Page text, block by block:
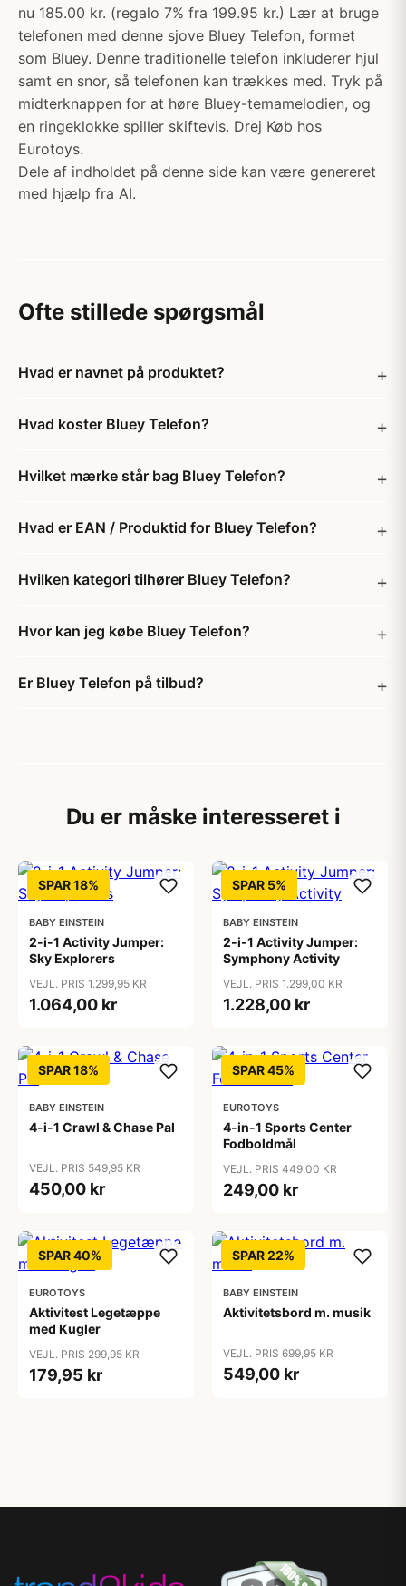
nu 185.00 kr. (regalo 7% fra 199.95 kr.) Lær at bruge
telefonen med denne sjove Bluey Telefon, formet
som Bluey. Denne traditionelle telefon inkluderer hjul
samt en snor, så telefonen kan trækkes med. Tryk på
midterknappen for at høre Bluey-temamelodien, og
en ringeklokke spiller skiftevis. Drej Køb hos
Eurotoys.
Dele af indholdet på denne side kan være genereret
med hjælp fra AI.
Ofte stillede spørgsmål
Hvad er navnet på produktet?
Hvad koster Bluey Telefon?
Hvilket mærke står bag Bluey Telefon?
Hvad er EAN / Produktid for Bluey Telefon?
Hvilken kategori tilhører Bluey Telefon?
Hvor kan jeg købe Bluey Telefon?
Er Bluey Telefon på tilbud?
Du er måske interesseret i
SPAR 18%
BABY EINSTEIN
2-i-1 Activity Jumper:
Sky Explorers
VEJL. PRIS 1.299,95 KR
1.064,00 kr
SPAR 5%
BABY EINSTEIN
2-i-1 Activity Jumper:
Symphony Activity
VEJL. PRIS 1.299,00 KR
1.228,00 kr
SPAR 18%
BABY EINSTEIN
4-i-1 Crawl & Chase Pal
VEJL. PRIS 549,95 KR
450,00 kr
SPAR 45%
EUROTOYS
4-in-1 Sports Center
Fodboldmål
VEJL. PRIS 449,00 KR
249,00 kr
SPAR 40%
EUROTOYS
Aktivitest Legetæppe
med Kugler
VEJL. PRIS 299,95 KR
179,95 kr
SPAR 22%
BABY EINSTEIN
Aktivitetsbord m. musik
VEJL. PRIS 699,95 KR
549,00 kr